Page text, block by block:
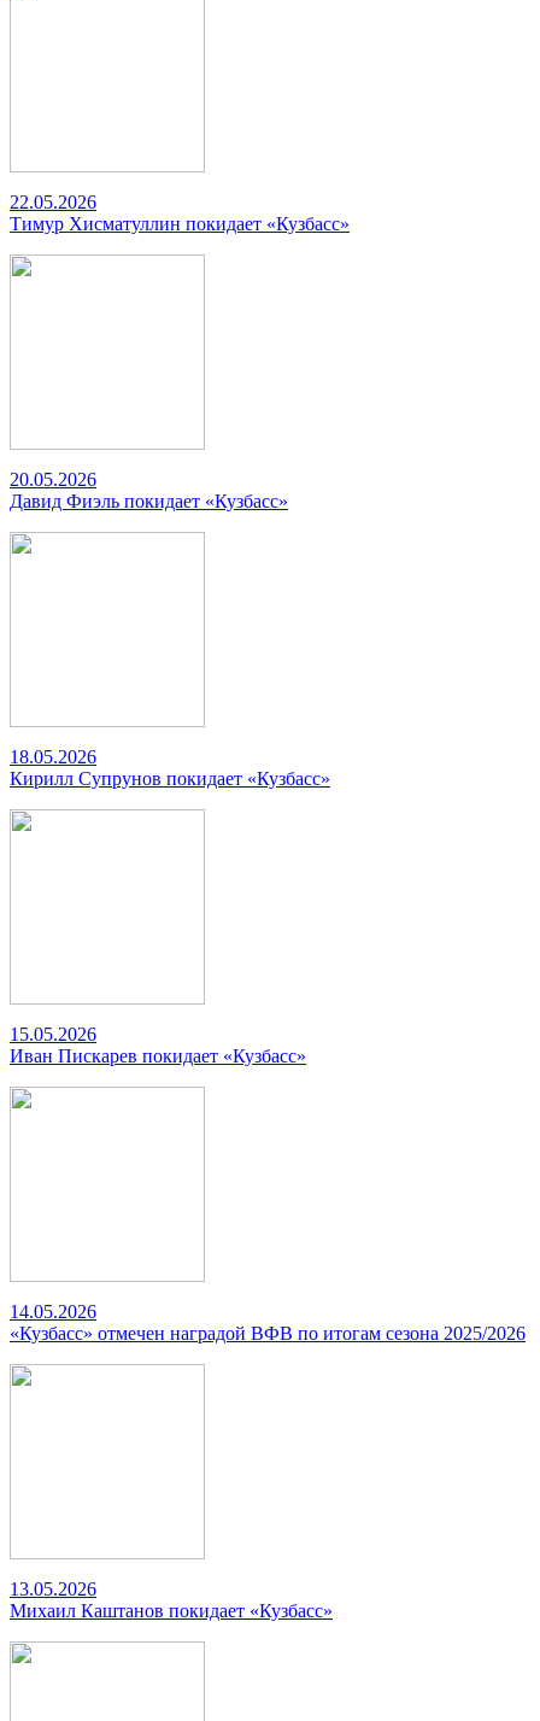
22.05.2026
Тимур Хисматуллин покидает «Кузбасс»
20.05.2026
Давид Фиэль покидает «Кузбасс»
18.05.2026
Кирилл Супрунов покидает «Кузбасс»
15.05.2026
Иван Пискарев покидает «Кузбасс»
14.05.2026
«Кузбасс» отмечен наградой ВФВ по итогам сезона 2025/2026
13.05.2026
Михаил Каштанов покидает «Кузбасс»